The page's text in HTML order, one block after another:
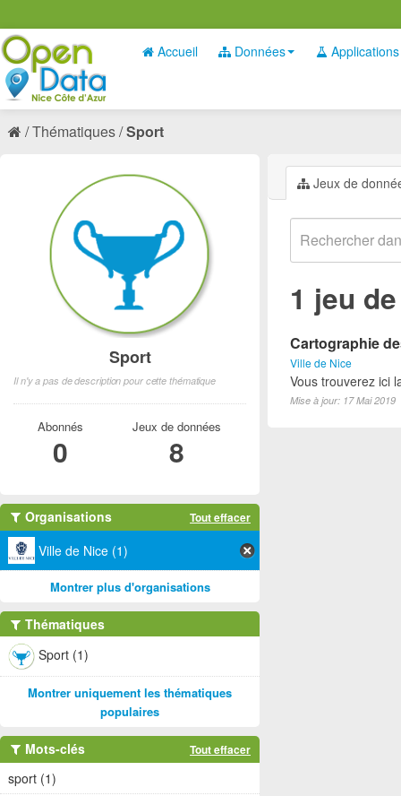
Accueil Données Applications
Thématiques Sport
Jeux de
1 jeu
Cartographie
Ville de Nice
Vous trouverez ici
Mise à jour: 17 Mai 2019
Sport
Il n'y a pas de description pour cette thématique
Abonnés
0
Jeux de données
8
Organisations Tout effacer
Ville de Nice (1)
Montrer plus d'organisations
Thématiques
Sport (1)
Montrer uniquement les thématiques
populaires
Mots-clés Tout effacer
sport (1)